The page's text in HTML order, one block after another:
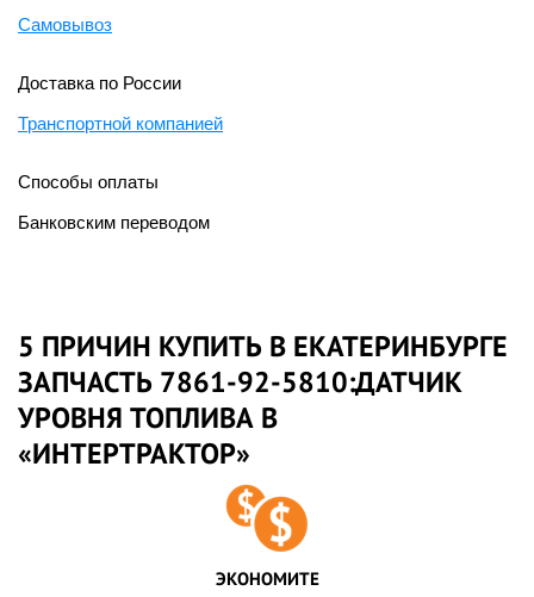
Самовывоз
Доставка по России
Транспортной компанией
Способы оплаты
Банковским переводом
5 ПРИЧИН КУПИТЬ В ЕКАТЕРИНБУРГЕ
ЗАПЧАСТЬ 7861-92-5810:ДАТЧИК
УРОВНЯ ТОПЛИВА В
«ИНТЕРТРАКТОР»
ЭКОНОМИТЕ